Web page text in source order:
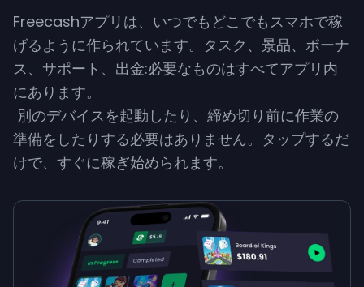
Freecashアプリは、いつでもどこでもスマホで稼
げるように作られています。タスク、景品、ボーナ
ス、サポート、出金:必要なものはすべてアプリ内
にあります。
別のデバイスを起動したり、締め切り前に作業の
準備をしたりする必要はありません。タップするだ
けで、すぐに稼ぎ始められます。